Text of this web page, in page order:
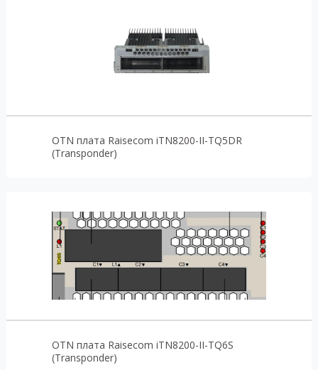
OTN плата Raisecom iTN8200-II-TQ5DR
(Transponder)
OTN плата Raisecom iTN8200-II-TQ6S
(Transponder)